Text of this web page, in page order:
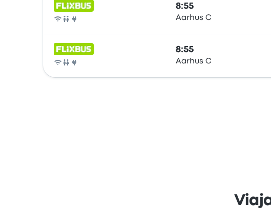
Autobús
8:55
Aarhus C
Autobús
8:55
Aarhus C